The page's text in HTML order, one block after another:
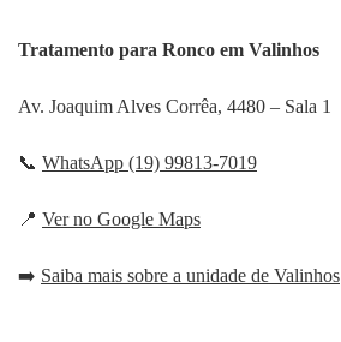
Tratamento para Ronco em Valinhos
Av. Joaquim Alves Corrêa, 4480 – Sala 1
📞 WhatsApp (19) 99813-7019
📍 Ver no Google Maps
➡️ Saiba mais sobre a unidade de Valinhos